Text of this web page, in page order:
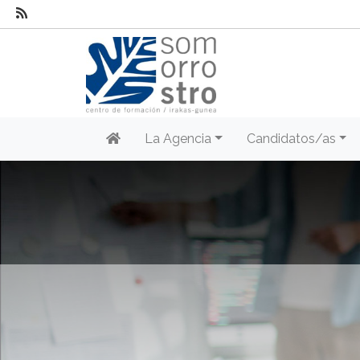
La Agencia Candidatos/as